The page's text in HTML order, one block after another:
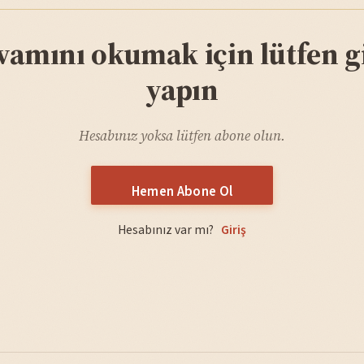
okumak için lütfen
yapın
Hesabınız yoksa lütfen abone olun.
Hemen Abone Ol
Hesabınız var mı? Giriş